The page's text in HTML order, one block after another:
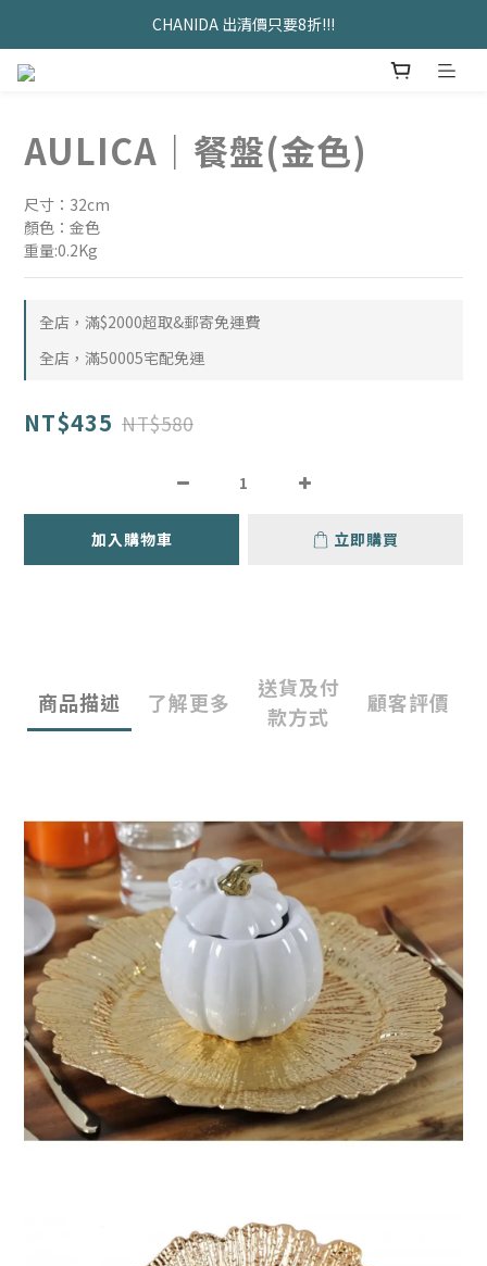
久坐神器>>坐&靠墊組合只要$1488
CHANIDA 出清價只要8折!!!
AULICA｜餐盤(金色)
尺寸：32cm
顏色：金色
重量:0.2Kg
全店，滿$2000超取&郵寄免運費
全店，滿50005宅配免運
NT$435 NT$580
加入購物車 立即購買
商品描述 了解更多
送貨及付
款方式
顧客評價